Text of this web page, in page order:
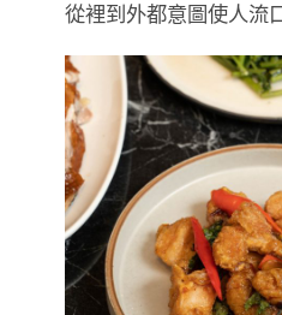
從裡到外都意圖使人流